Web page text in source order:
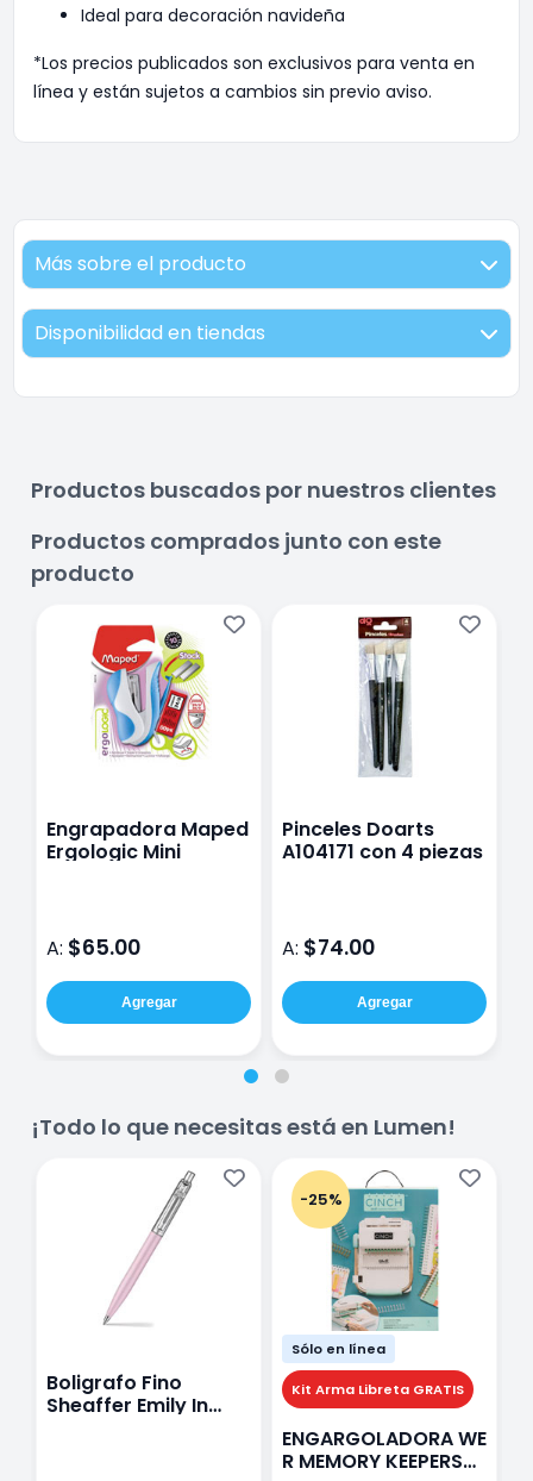
Ideal para decoración navideña
*Los precios publicados son exclusivos para venta en
línea y están sujetos a cambios sin previo aviso.
Más sobre el producto
Disponibilidad en tiendas
Productos buscados por nuestros clientes
Productos comprados junto con este
producto
Engrapadora Maped
Ergologic Mini
A: $65.00
Agregar
Pinceles Doarts
A104171 con 4 piezas
A: $74.00
Agregar
¡Todo lo que necesitas está en Lumen!
Boligrafo Fino
Sheaffer Emily In
-25%
Sólo en línea
Kit Arma Libreta GRATIS
ENGARGOLADORA WE
R MEMORY KEEPERS